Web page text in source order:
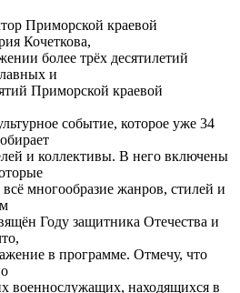
Приморской краевой
Кочеткова,
более трёх десятилетий
и
Приморской краевой
событие, которое уже 34
и коллективы. В него включены
всё многообразие жанров, стилей и
Году защитника Отечества и
в программе. Отмечу, что
военнослужащих, находящихся в